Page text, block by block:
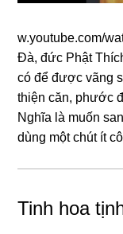
w.youtube.com/
Đà, đức Phật
có để được vãng
thiện căn, phước
Nghĩa là muốn
dùng một chút ít
Tinh hoa